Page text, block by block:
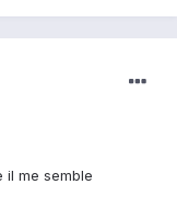
il me semble